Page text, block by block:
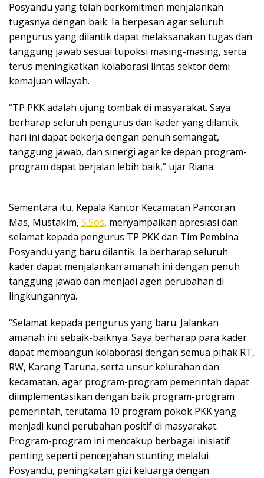
Posyandu yang telah berkomitmen menjalankan
tugasnya dengan baik. Ia berpesan agar seluruh
pengurus yang dilantik dapat melaksanakan tugas dan
tanggung jawab sesuai tupoksi masing-masing, serta
terus meningkatkan kolaborasi lintas sektor demi
kemajuan wilayah.
“TP PKK adalah ujung tombak di masyarakat. Saya
berharap seluruh pengurus dan kader yang dilantik
hari ini dapat bekerja dengan penuh semangat,
tanggung jawab, dan sinergi agar ke depan program-
program dapat berjalan lebih baik,” ujar Riana.
Sementara itu, Kepala Kantor Kecamatan Pancoran
Mas, Mustakim, S.Sos, menyampaikan apresiasi dan
selamat kepada pengurus TP PKK dan Tim Pembina
Posyandu yang baru dilantik. Ia berharap seluruh
kader dapat menjalankan amanah ini dengan penuh
tanggung jawab dan menjadi agen perubahan di
lingkungannya.
“Selamat kepada pengurus yang baru. Jalankan
amanah ini sebaik-baiknya. Saya berharap para kader
dapat membangun kolaborasi dengan semua pihak RT,
RW, Karang Taruna, serta unsur kelurahan dan
kecamatan, agar program-program pemerintah dapat
diimplementasikan dengan baik program-program
pemerintah, terutama 10 program pokok PKK yang
menjadi kunci perubahan positif di masyarakat.
Program-program ini mencakup berbagai inisiatif
penting seperti pencegahan stunting melalui
Posyandu, peningkatan gizi keluarga dengan